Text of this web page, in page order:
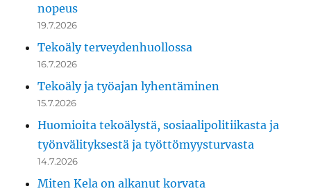
nopeus
19.7.2026
Tekoäly terveydenhuollossa
16.7.2026
Tekoäly ja työajan lyhentäminen
15.7.2026
Huomioita tekoälystä, sosiaalipolitiikasta ja
työnvälityksestä ja työttömyysturvasta
14.7.2026
Miten Kela on alkanut korvata